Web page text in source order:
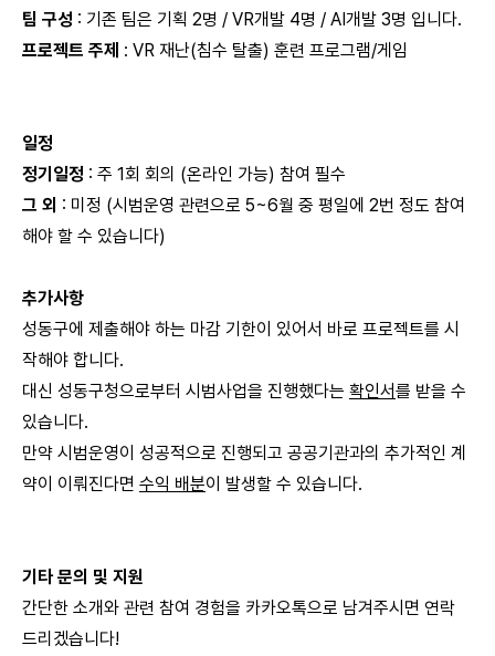
팀 구성 : 기존 팀은 기획 2명 / VR개발 4명 / AI개발 3명 입니다.
프로젝트 주제 : VR 재난(침수 탈출) 훈련 프로그램/게임
일정
정기일정 : 주 1회 회의 (온라인 가능) 참여 필수
그 외 : 미정 (시범운영 관련으로 5~6월 중 평일에 2번 정도 참여
해야 할 수 있습니다)
추가사항
성동구에 제출해야 하는 마감 기한이 있어서 바로 프로젝트를 시
작해야 합니다.
대신 성동구청으로부터 시범사업을 진행했다는 확인서를 받을 수
있습니다.
만약 시범운영이 성공적으로 진행되고 공공기관과의 추가적인 계
약이 이뤄진다면 수익 배분이 발생할 수 있습니다.
기타 문의 및 지원
간단한 소개와 관련 참여 경험을 카카오톡으로 남겨주시면 연락
드리겠습니다!